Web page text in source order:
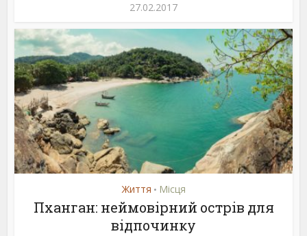
27.02.2017
Життя • Місця
Пханган: неймовірний острів для
відпочинку